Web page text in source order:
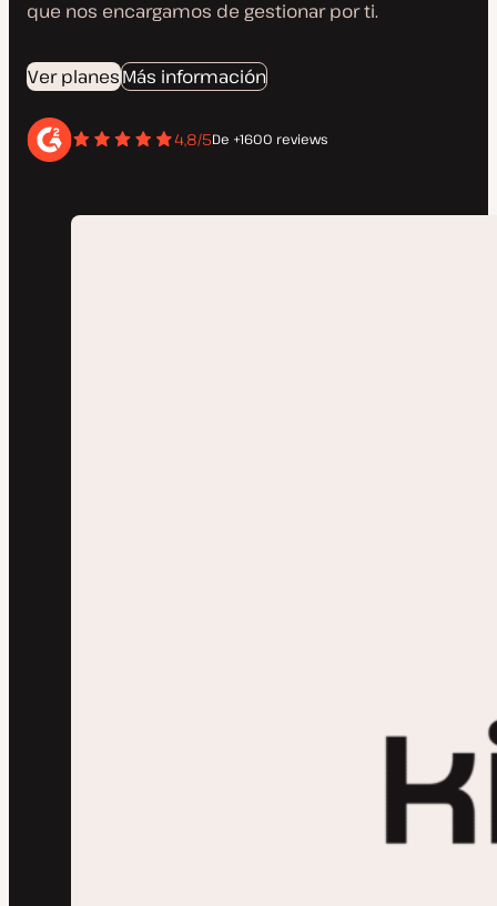
que nos encargamos de gestionar por ti.
Ver planesMás información
4,8/5De +1600 reviews